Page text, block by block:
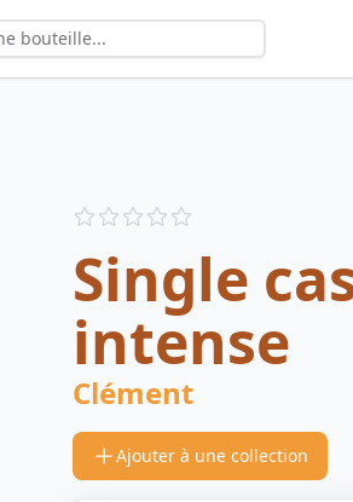
Reviews
Single
intense
Clément
Ajouter à une collection